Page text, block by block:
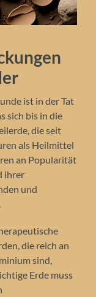
ist in der Tat
sich bis in die
die seit
als Heilmittel
an Popularität
ihrer
und
die reich an
sind,
Erde muss